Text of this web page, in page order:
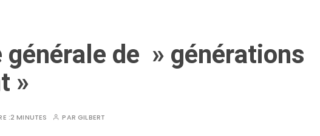
de » générations
»
:2 MINUTES PARGILBERT